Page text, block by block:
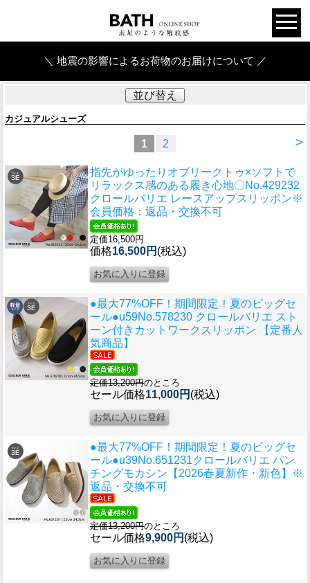
＼ 地震の影響によるお荷物のお届けについて ／
並び替え
カジュアルシューズ
>
1 2
指先がゆったりオブリークトゥ×ソフトで
リラックス感のある履き心地〇No.429232
クロールバリエ レースアップスリッポン※
会員価格：返品・交換不可
定価16,500円
価格16,500円 (税込)
●最大77%OFF！期間限定！夏のビッグセ
ール●u59No.578230 クロールバリエ スト
ーン付きカットワークスリッポン 【定番人
気商品】
定価13,200円のところ
セール価格11,000円 (税込)
●最大77%OFF！期間限定！夏のビッグセ
ール●u39No.651231クロールバリエ パン
チングモカシン【2026春夏新作・新色】※
返品・交換不可
定価13,200円のところ
セール価格9,900円 (税込)